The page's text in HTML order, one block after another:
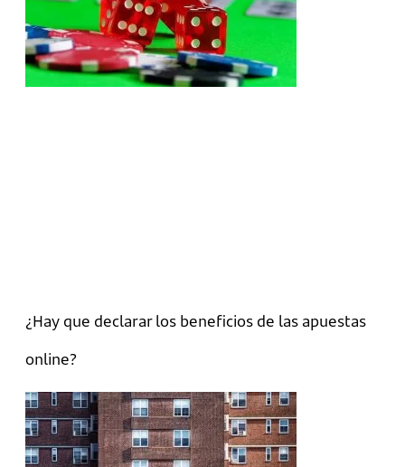
¿Hay que declarar los beneficios de las apuestas
online?